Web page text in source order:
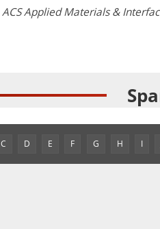
ACS Applied Materials &
C D E F G H I